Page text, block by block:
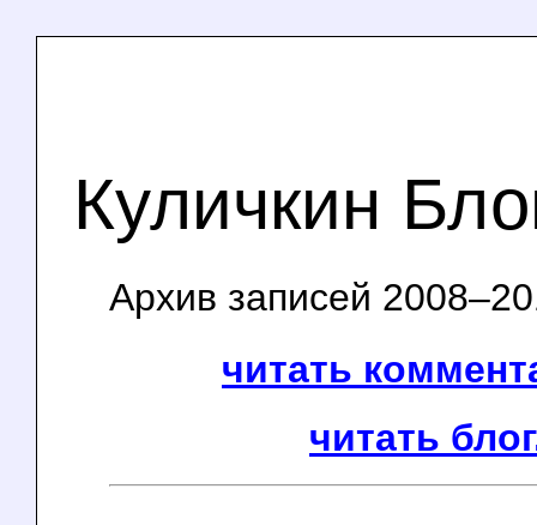
Куличкин
Архив записей
читать
читать